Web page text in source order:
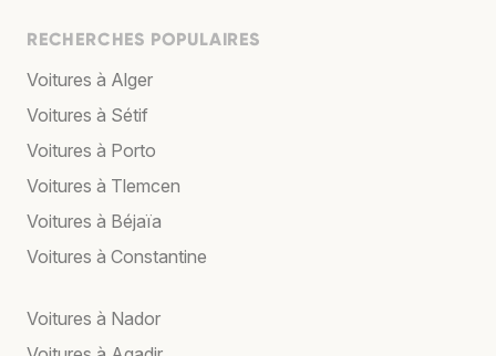
RECHERCHES POPULAIRES
Voitures à Alger
Voitures à Sétif
Voitures à Porto
Voitures à Tlemcen
Voitures à Béjaïa
Voitures à Constantine
Voitures à Nador